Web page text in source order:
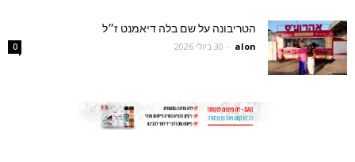
הטריבונה על שם בלה דיאמנט ז״ל
alon
- 30 ביולי 2026 0